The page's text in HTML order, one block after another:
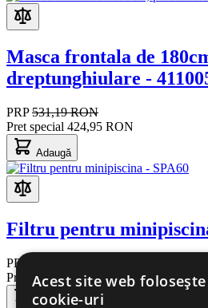
Masca frontala de
dreptunghiulare -
PRP 531,19 RON
Pret special 424,95 RON
Adaugă
Filtru pentru
PRP
Pret special 395,31 RON
Adaugă
Acest site web folosește
cookie-uri